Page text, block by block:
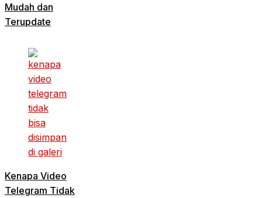
Mudah dan
Terupdate
Kenapa Video
Telegram Tidak